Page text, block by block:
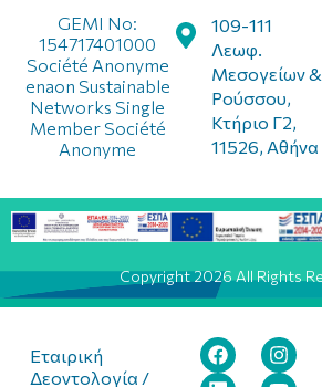
109-111
Λεωφ.
Μεσογείων &
Ρούσσου,
Κτήριο Γ2,
11526, Αθήνα
GEMI No:
154717401000
Société Anonyme
enaon Sustainable
Networks Single
Member Société
Anonyme
Copyright 2026 All Rights
Εταιρική
Δεοντολογία /